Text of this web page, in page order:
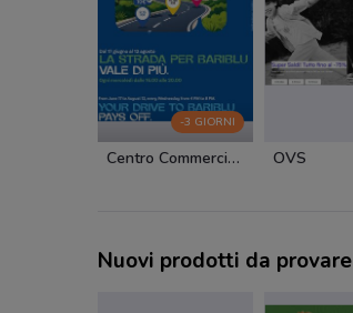
-3 GIORNI
Centro Commerciale BariBlu OVS
Nuovi prodotti da provare